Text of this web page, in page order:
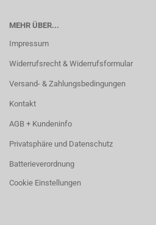
MEHR ÜBER...
Impressum
Widerrufsrecht & Widerrufsformular
Versand- & Zahlungsbedingungen
Kontakt
AGB + Kundeninfo
Privatsphäre und Datenschutz
Batterieverordnung
Cookie Einstellungen